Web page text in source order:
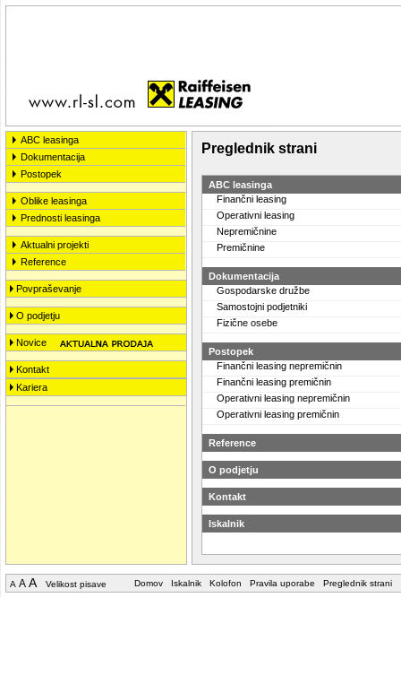
ABC leasinga
Dokumentacija
Postopek
Oblike leasinga
Prednosti leasinga
Aktualni projekti
Reference
Povpraševanje
O podjetju
Novice
Kontakt
Kariera
Preglednik strani
ABC leasinga
Finančni leasing
Operativni leasing
Nepremičnine
Premičnine
Dokumentacija
Gospodarske družbe
Samostojni podjetniki
Fizične osebe
Postopek
Finančni leasing nepremičnin
Finančni leasing premičnin
Operativni leasing nepremičnin
Operativni leasing premičnin
Reference
O podjetju
Kontakt
Iskalnik
A A A Velikost pisave Domov Iskalnik Kolofon Pravila uporabe Preglednik strani